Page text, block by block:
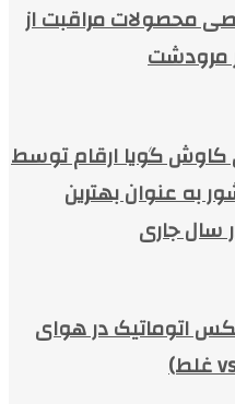
محصولات مراقبت از
مرودشت
کاوش گویا ارقام توسط
به عنوان بهترین
سال جاری
اتوماتیک در هوای